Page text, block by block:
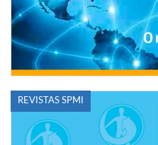
REVISTAS SPMI